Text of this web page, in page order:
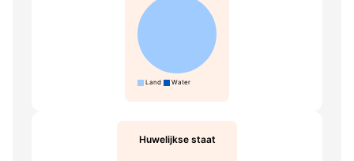
Land Water
Huwelijkse staat